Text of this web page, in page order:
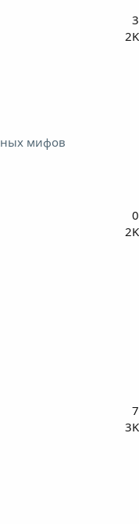
3
2K
мифов
0
2K
7
3K